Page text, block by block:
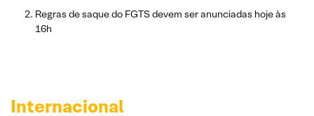
Regras de saque do FGTS devem ser anunciadas hoje às
16h
Internacional